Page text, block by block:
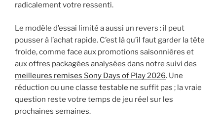
radicalement votre ressenti.
Le modèle d’essai limité a aussi un revers : il peut
pousser à l’achat rapide. C’est là qu’il faut garder la tête
froide, comme face aux promotions saisonnières et
aux offres packagées analysées dans notre suivi des
meilleures remises Sony Days of Play 2026. Une
réduction ou une classe testable ne suffit pas ; la vraie
question reste votre temps de jeu réel sur les
prochaines semaines.